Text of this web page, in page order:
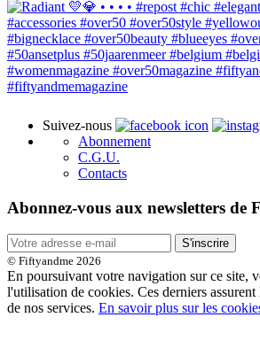
Suivez-nous
Abonnement
C.G.U.
Contacts
Abonnez-vous aux newsletters de
S'inscrire
© Fiftyandme 2026
En poursuivant votre navigation sur ce site,
l'utilisation de cookies. Ces derniers
de nos services. En savoir plus sur les